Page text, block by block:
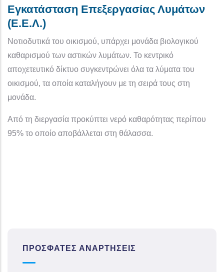
Εγκατάσταση Επεξεργασίας Λυμάτων
(Ε.Ε.Λ.)
Νοτιοδυτικά του οικισμού, υπάρχει μονάδα βιολογικού
καθαρισμού των αστικών λυμάτων. Το κεντρικό
αποχετευτικό δίκτυο συγκεντρώνει όλα τα λύματα του
οικισμού, τα οποία καταλήγουν με τη σειρά τους στη
μονάδα.
Από τη διεργασία προκύπτει νερό καθαρότητας περίπου
95% το οποίο αποβάλλεται στη θάλασσα.
ΠΡΌΣΦΑΤΕΣ ΑΝΑΡΤΉΣΕΙΣ